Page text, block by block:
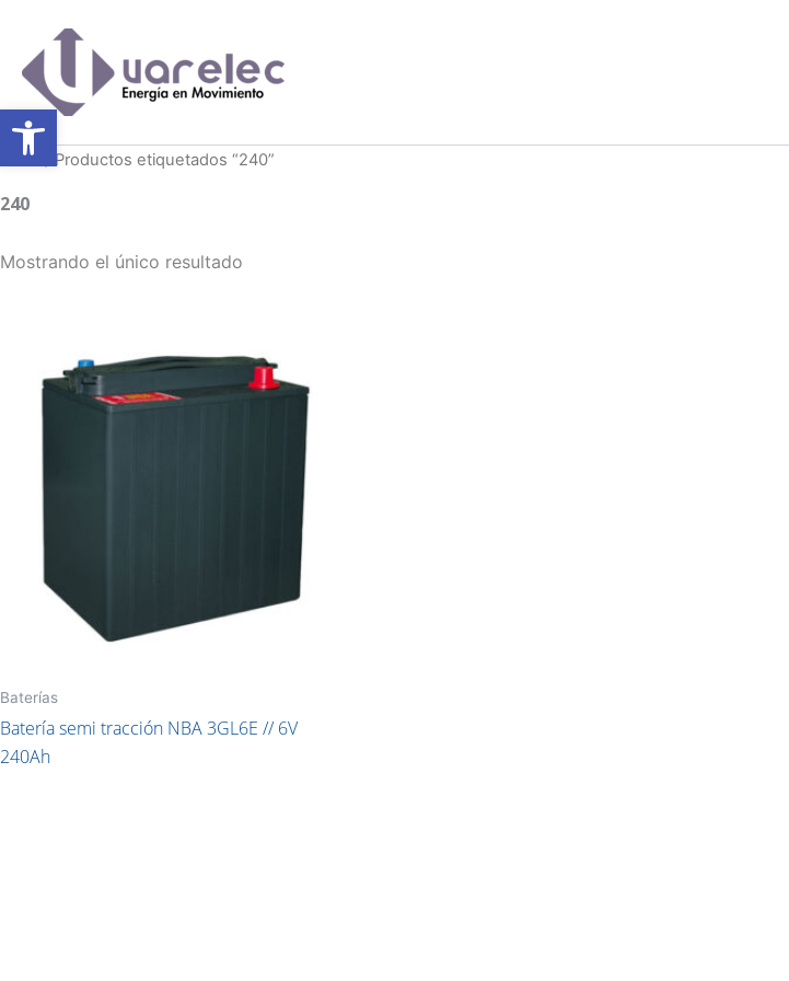
Abrir barra de herramientas
contenido
Inicio / Productos etiquetados “240”
240
Mostrando el único resultado
Baterías
Batería semi tracción NBA 3GL6E // 6V
240Ah